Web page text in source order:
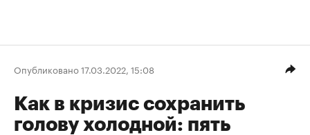
Опубликовано 17.03.2022, 15:08
Как в кризис сохранить
голову холодной: пять